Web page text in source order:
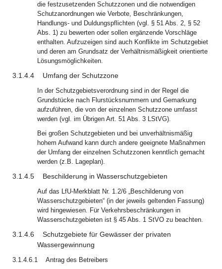
die festzusetzenden Schutzzonen und die notwendigen
Schutzanordnungen wie Verbote, Beschränkungen,
Handlungs- und Duldungspflichten (vgl. § 51 Abs. 2, § 52
Abs. 1) zu bewerten oder sollen ergänzende Vorschläge
enthalten. Aufzuzeigen sind auch Konflikte im Schutzgebiet
und deren am Grundsatz der Verhältnismäßigkeit orientierte
Lösungsmöglichkeiten.
3.1.4.4 Umfang der Schutzzone
In der Schutzgebietsverordnung sind in der Regel die
Grundstücke nach Flurstücksnummern und Gemarkung
aufzuführen, die von der einzelnen Schutzzone umfasst
werden (vgl. im Übrigen Art. 51 Abs. 3 LStVG).
Bei großen Schutzgebieten und bei unverhältnismäßig
hohem Aufwand kann durch andere geeignete Maßnahmen
der Umfang der einzelnen Schutzzonen kenntlich gemacht
werden (z.B. Lageplan).
3.1.4.5 Beschilderung in Wasserschutzgebieten
Auf das LfU-Merkblatt Nr. 1.2/6 „Beschilderung von
Wasserschutzgebieten“ (in der jeweils geltenden Fassung)
wird hingewiesen. Für Verkehrsbeschränkungen in
Wasserschutzgebieten ist § 45 Abs. 1 StVO zu beachten.
3.1.4.6
Schutzgebiete für Gewässer der privaten
Wassergewinnung
3.1.4.6.1
Antrag des Betreibers